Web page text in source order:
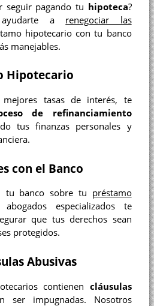
seguir pagando tu hipoteca?
ayudarte a renegociar las
hipotecario con tu banco
manejables.
Hipotecario
mejores tasas de interés, te
de refinanciamiento
tus finanzas personales y
con el Banco
tu banco sobre tu préstamo
especializados te
que tus derechos sean
protegidos.
Abusivas
contienen cláusulas
ser impugnadas. Nosotros